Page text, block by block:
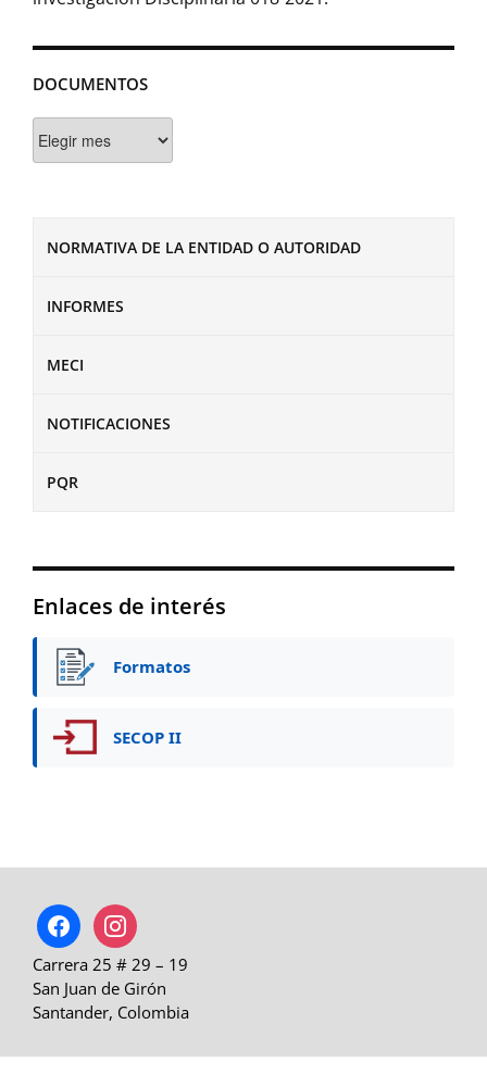
DOCUMENTOS
NORMATIVA DE LA ENTIDAD O AUTORIDAD
INFORMES
MECI
NOTIFICACIONES
PQR
Enlaces de interés
Formatos
SECOP II
facebookinstagram
Carrera 25 # 29 – 19
San Juan de Girón
Santander, Colombia